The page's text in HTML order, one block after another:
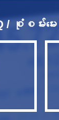
/ စုံစမ်းမေးမ